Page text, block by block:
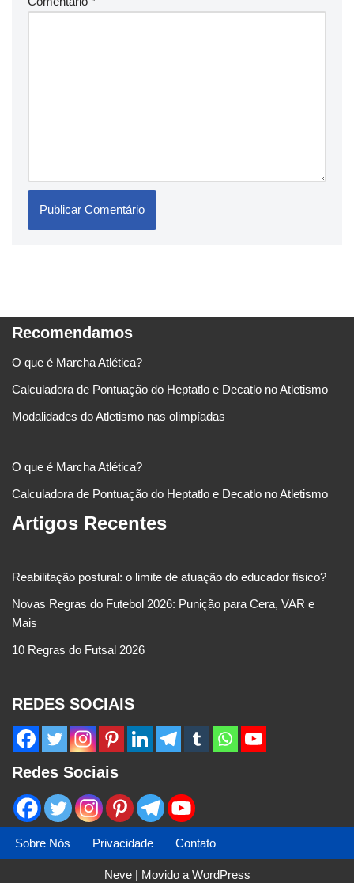
Recomendamos
O que é Marcha Atlética?
Calculadora de Pontuação do Heptatlo e Decatlo no Atletismo
Modalidades do Atletismo nas olimpíadas
O que é Marcha Atlética?
Calculadora de Pontuação do Heptatlo e Decatlo no Atletismo
Artigos Recentes
Reabilitação postural: o limite de atuação do educador físico?
Novas Regras do Futebol 2026: Punição para Cera, VAR e
Mais
10 Regras do Futsal 2026
REDES SOCIAIS
Redes Sociais
Sobre Nós Privacidade Contato
Neve| Movido a WordPress